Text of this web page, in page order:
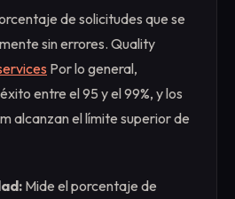
de solicitudes que se
sin errores. Quality
Por lo general,
entre el 95 y el 99%, y los
alcanzan el límite superior de
Mide el porcentaje de